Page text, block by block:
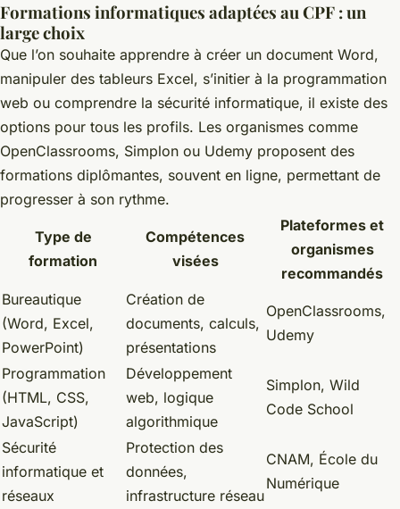
Formations informatiques adaptées au CPF : un
large choix
Que l’on souhaite apprendre à créer un document Word,
manipuler des tableurs Excel, s’initier à la programmation
web ou comprendre la sécurité informatique, il existe des
options pour tous les profils. Les organismes comme
OpenClassrooms, Simplon ou Udemy proposent des
formations diplômantes, souvent en ligne, permettant de
progresser à son rythme.
Type de
formation
Compétences
visées
Plateformes et
organismes
recommandés
Bureautique
(Word, Excel,
PowerPoint)
Création de
documents, calculs,
présentations
OpenClassrooms,
Udemy
Programmation
(HTML, CSS,
JavaScript)
Développement
web, logique
algorithmique
Simplon, Wild
Code School
Sécurité
informatique et
réseaux
Protection des
données,
infrastructure réseau
CNAM, École du
Numérique